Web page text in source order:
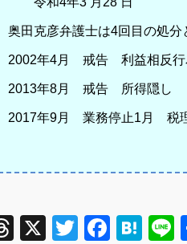
奥田克彦弁護士は4回目の処分
2002年4月 戒告 利益相反
2013年8月 戒告 所得隠し
2017年9月 業務停止1月 税
Threads
X Twitter